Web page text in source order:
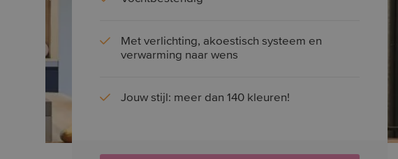
Met verlichting, akoestisch systeem en
verwarming naar wens
Jouw stijl: meer dan 140 kleuren!